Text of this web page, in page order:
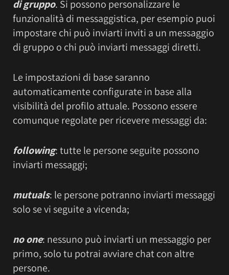
di gruppo. Si possono personalizzare le
funzionalità di messaggistica, per esempio puoi
impostare chi può inviarti inviti a un messaggio
di gruppo o chi può inviarti messaggi diretti.
Le impostazioni di base saranno
automaticamente configurate in base alla
visibilità del profilo attuale. Possono essere
comunque regolate per ricevere messaggi da:
following: tutte le persone seguite possono
inviarti messaggi;
mutuals: le persone potranno inviarti messaggi
solo se vi seguite a vicenda;
no one: nessuno può inviarti un messaggio per
primo, solo tu potrai avviare chat con altre
persone.